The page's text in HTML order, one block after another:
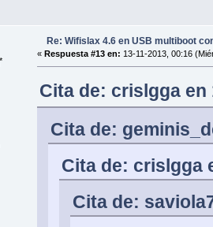
Re: Wifislax 4.6 en USB multiboot
« Respuesta #13 en: 13-11-2013, 00:16
Cita de: crislgga en
Cita de:
Cita de: crislgga
Cita de: